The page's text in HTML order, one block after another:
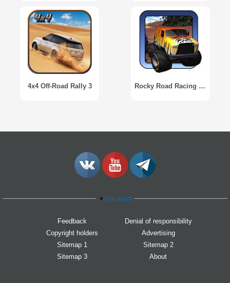
4x4 Off-Road Rally 3 Rocky Road Racing Free 4x4
For users
Feedback
Denial of responsibility
Copyright holders
Advertising
Sitemap 1
Sitemap 2
Sitemap 3
About